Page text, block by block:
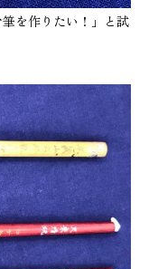
を作りたい！」と試